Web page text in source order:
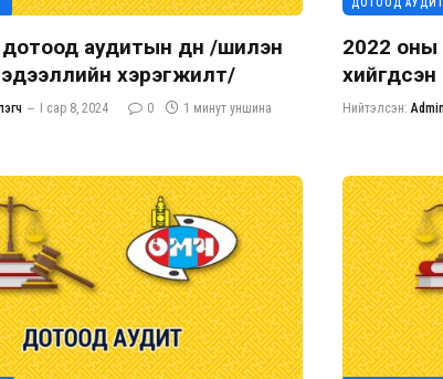
аудитын дүн /шилэн
хэрэгжилт/
I сар 8, 2024 0 1 минут уншина
ДОТООД АУДИТ
2022 оны
хийгдсэн
Нийтэлсэн: Admin